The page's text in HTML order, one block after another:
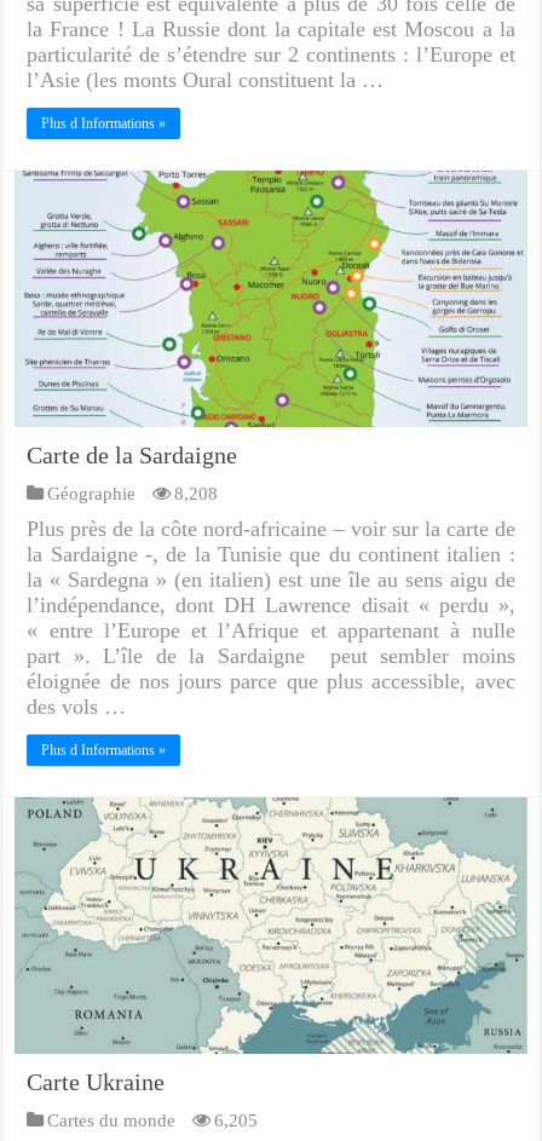
la France ! La Russie dont la capitale est Moscou a la
particularité de s’étendre sur 2 continents : l’Europe et
l’Asie (les monts Oural constituent la …
Plus d Informations »
Carte de la Sardaigne
Géographie 8,208
Plus près de la côte nord-africaine – voir sur la carte de
la Sardaigne -, de la Tunisie que du continent italien :
la « Sardegna » (en italien) est une île au sens aigu de
l’indépendance, dont DH Lawrence disait « perdu »,
« entre l’Europe et l’Afrique et appartenant à nulle
part ». L’île de la Sardaigne peut sembler moins
éloignée de nos jours parce que plus accessible, avec
des vols …
Plus d Informations »
Carte Ukraine
Cartes du monde 6,205